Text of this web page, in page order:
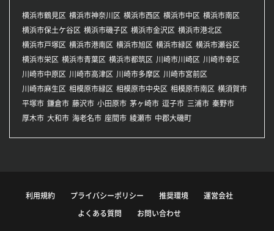
横浜市鶴見区 横浜市神奈川区 横浜市西区 横浜市中区 横浜市南区
横浜市保土ケ谷区 横浜市磯子区 横浜市金沢区 横浜市港北区
横浜市戸塚区 横浜市港南区 横浜市旭区 横浜市緑区 横浜市瀬谷区
横浜市栄区 横浜市青葉区 横浜市都筑区 川崎市川崎区 川崎市幸区
川崎市中原区 川崎市高津区 川崎市多摩区 川崎市宮前区
川崎市麻生区 相模原市緑区 相模原市中央区 相模原市南区 横須賀市
平塚市 鎌倉市 藤沢市 小田原市 茅ヶ崎市 逗子市 三浦市 秦野市
厚木市 大和市 海老名市 座間市 綾瀬市 中郡大磯町
利用規約 プライバシーポリシー 推奨環境 運営会社
よくある質問 お問い合わせ